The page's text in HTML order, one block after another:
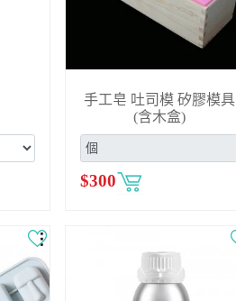
手工皂 吐司模 矽膠模具
(含木盒)
$300